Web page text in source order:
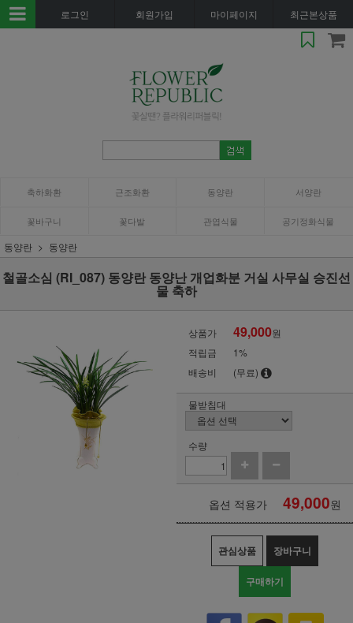
로그인 회원가입 마이페이지 최근본상품
축하화환 근조화환 동양란 서양란
꽃바구니 꽃다발 관엽식물 공기정화식물
동양란 동양란
철골소심 (RI_087) 동양란 동양난 개업화분 거실 사무실 승진선
물 축하
상품가 49,000원
적립금
1%
배송비
(무료)
물받침대
수량
옵션 적용가 49,000원
관심상품 장바구니
구매하기